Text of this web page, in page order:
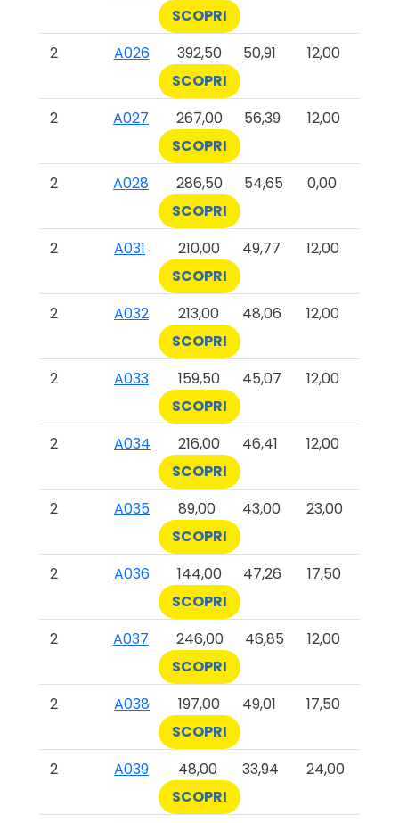
SCOPRI
2
A026 392,50 50,91
12,00
SCOPRI
2
A027 267,00 56,39
12,00
SCOPRI
2
A028 286,50 54,65
0,00
SCOPRI
2
A031 210,00 49,77
12,00
SCOPRI
2
A032 213,00 48,06
12,00
SCOPRI
2
A033 159,50 45,07
12,00
SCOPRI
2
A034 216,00 46,41
12,00
SCOPRI
2
A035 89,00 43,00
23,00
SCOPRI
2
A036 144,00 47,26
17,50
SCOPRI
2
A037 246,00 46,85
12,00
SCOPRI
2
A038 197,00 49,01
17,50
SCOPRI
2
A039 48,00 33,94
24,00
SCOPRI